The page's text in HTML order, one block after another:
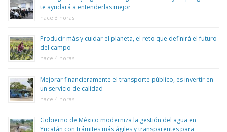
te ayudará a entenderlas mejor
hace 3 horas
Producir más y cuidar el planeta, el reto que definirá el futuro
del campo
hace 4 horas
Mejorar financieramente el transporte público, es invertir en
un servicio de calidad
hace 4 horas
Gobierno de México moderniza la gestión del agua en
Yucatán con trámites más ágiles y transparentes para